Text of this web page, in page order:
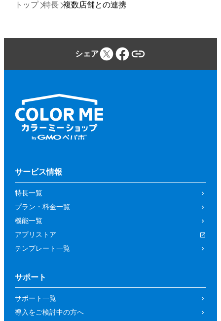
トップ 特長 複数店舗との連携
シェア
サービス情報
特長一覧
プラン・料金一覧
機能一覧
アプリストア
テンプレート一覧
サポート
サポート一覧
導入をご検討中の方へ